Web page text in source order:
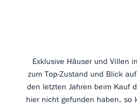
Exklusive Häuser und Villen
zum Top-Zustand und Blick
den letzten Jahren beim Kauf
hier nicht gefunden haben,